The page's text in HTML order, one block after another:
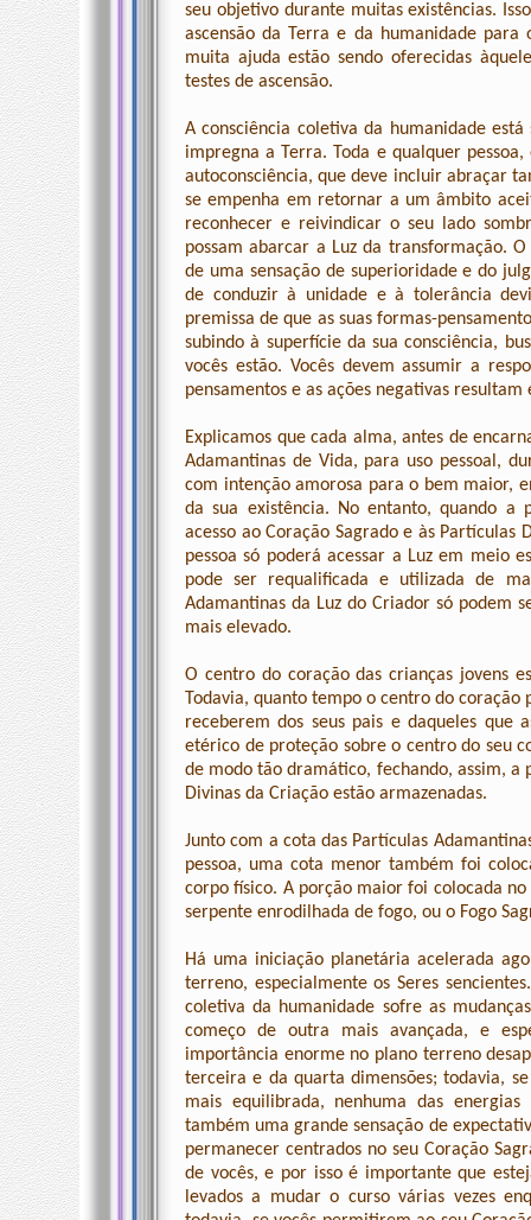
seu objetivo durante muitas existências.
ascensão da Terra e da humanidade
muita ajuda estão sendo oferecidas
testes de ascensão.
A consciência coletiva da humanidade
impregna a Terra. Toda e qualquer
autoconsciência, que deve incluir abraçar
se empenha em retornar a um âmbito
reconhecer e reivindicar o seu lado
possam abarcar a Luz da transformação.
de uma sensação de superioridade e do
de conduzir à unidade e à tolerância
premissa de que as suas formas-
subindo à superfície da sua consciência,
vocês estão. Vocês devem assumir a
pensamentos e as ações negativas
Explicamos que cada alma, antes de
Adamantinas de Vida, para uso pessoal,
com intenção amorosa para o bem maior,
da sua existência. No entanto, quando a
acesso ao Coração Sagrado e às Partículas
pessoa só poderá acessar a Luz em meio
pode ser requalificada e utilizada de
Adamantinas da Luz do Criador só podem
mais elevado.
O centro do coração das crianças jovens
Todavia, quanto tempo o centro do
receberem dos seus pais e daqueles que
etérico de proteção sobre o centro do seu
de modo tão dramático, fechando, assim, a
Divinas da Criação estão armazenadas.
Junto com a cota das Partículas
pessoa, uma cota menor também foi
corpo físico. A porção maior foi colocada
serpente enrodilhada de fogo, ou o Fogo
Há uma iniciação planetária acelerada
terreno, especialmente os Seres
coletiva da humanidade sofre as
começo de outra mais avançada, e
importância enorme no plano terreno
terceira e da quarta dimensões; todavia,
mais equilibrada, nenhuma das
também uma grande sensação de
permanecer centrados no seu Coração
de vocês, e por isso é importante que
levados a mudar o curso várias vezes